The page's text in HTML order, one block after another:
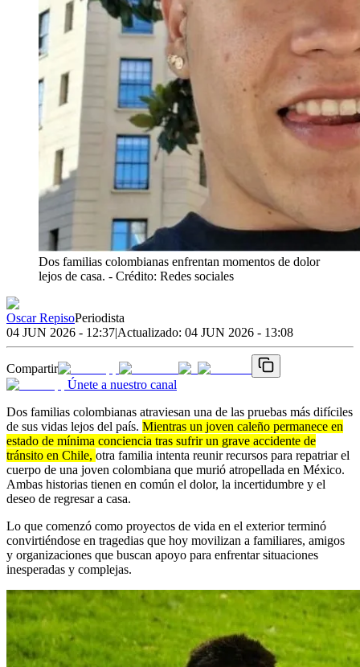
Dos familias colombianas enfrentan momentos de dolor
lejos de casa. - Crédito: Redes sociales
Oscar RepisoPeriodista
04 JUN 2026 - 12:37|Actualizado: 04 JUN 2026 - 13:08
Compartir
Únete a nuestro canal
Dos familias colombianas atraviesan una de las pruebas más difíciles
de sus vidas lejos del país. Mientras un joven caleño permanece en
estado de mínima conciencia tras sufrir un grave accidente de
tránsito en Chile, otra familia intenta reunir recursos para repatriar el
cuerpo de una joven colombiana que murió atropellada en México.
Ambas historias tienen en común el dolor, la incertidumbre y el
deseo de regresar a casa.
Lo que comenzó como proyectos de vida en el exterior terminó
convirtiéndose en tragedias que hoy movilizan a familiares, amigos
y organizaciones que buscan apoyo para enfrentar situaciones
inesperadas y complejas.